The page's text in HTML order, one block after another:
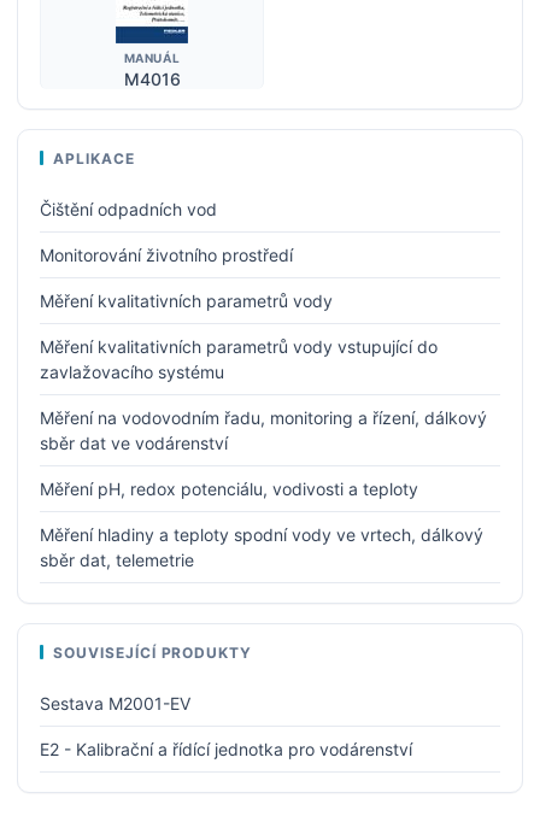
MANUÁL
M4016
APLIKACE
Čištění odpadních vod
Monitorování životního prostředí
Měření kvalitativních parametrů vody
Měření kvalitativních parametrů vody vstupující do
zavlažovacího systému
Měření na vodovodním řadu, monitoring a řízení, dálkový
sběr dat ve vodárenství
Měření pH, redox potenciálu, vodivosti a teploty
Měření hladiny a teploty spodní vody ve vrtech, dálkový
sběr dat, telemetrie
SOUVISEJÍCÍ PRODUKTY
Sestava M2001-EV
E2 - Kalibrační a řídící jednotka pro vodárenství